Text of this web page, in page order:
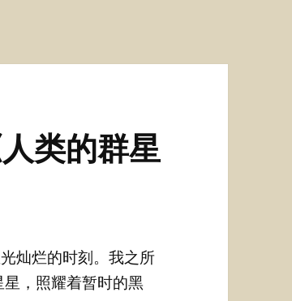
类的群星
灿烂的时刻。我之所
，照耀着暂时的黑